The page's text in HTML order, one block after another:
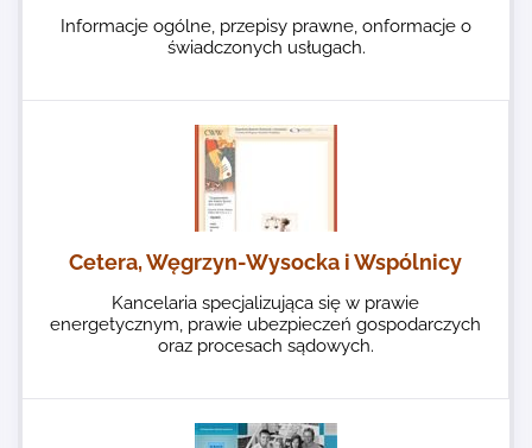
Informacje ogólne, przepisy prawne, onformacje o
świadczonych usługach.
Cetera, Węgrzyn-Wysocka i Wspólnicy
Kancelaria specjalizująca się w prawie
energetycznym, prawie ubezpieczeń gospodarczych
oraz procesach sądowych.